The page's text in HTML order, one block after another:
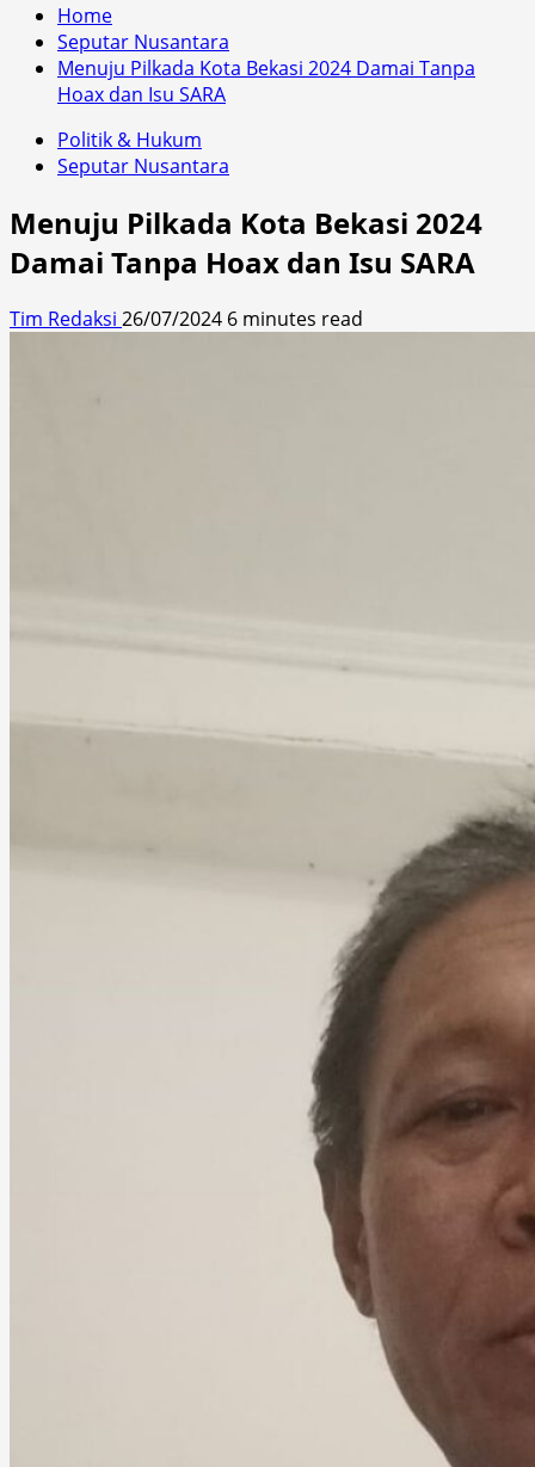
Home
Seputar Nusantara
Menuju Pilkada Kota Bekasi 2024 Damai Tanpa
Hoax dan Isu SARA
Politik & Hukum
Seputar Nusantara
Menuju Pilkada Kota Bekasi 2024
Damai Tanpa Hoax dan Isu SARA
Tim Redaksi 26/07/2024 6 minutes read